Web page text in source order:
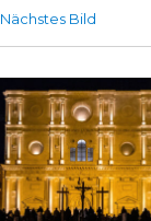
Nächstes Bild